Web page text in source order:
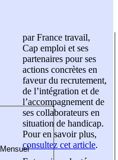
par France travail,
Cap emploi et ses
partenaires pour ses
actions concrètes en
faveur du recrutement,
de l’intégration et de
l’accompagnement de
ses collaborateurs en
situation de handicap.
Pour en savoir plus,
consultez cet article.